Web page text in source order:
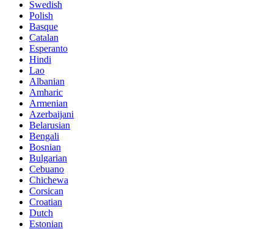
Swedish
Polish
Basque
Catalan
Esperanto
Hindi
Lao
Albanian
Amharic
Armenian
Azerbaijani
Belarusian
Bengali
Bosnian
Bulgarian
Cebuano
Chichewa
Corsican
Croatian
Dutch
Estonian